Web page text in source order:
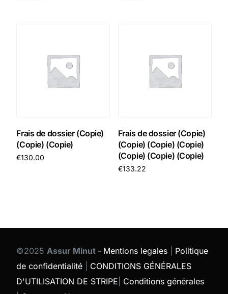
Frais de dossier (Copie)
(Copie) (Copie)
€130.00
Frais de dossier (Copie)
(Copie) (Copie) (Copie)
(Copie) (Copie) (Copie)
€133.22
©2025Assur Minut - Mentions legales
Politique
de confidentialité
CONDITIONS GÉNÉRALES
D'UTILISATION DE STRIPE Conditions générales